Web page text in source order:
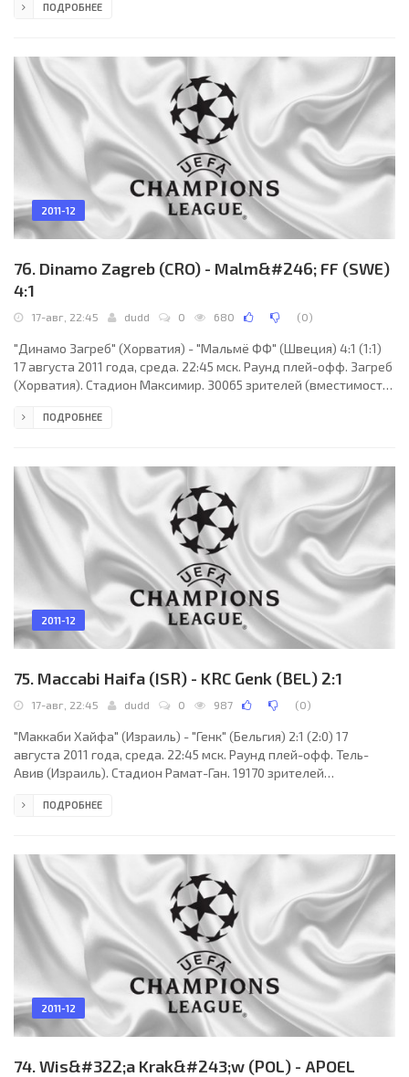
Словения). "Оденсе": Штефан Весселс, Эспен Рууд, Андерс
Джемба-Джемба, Башким Кадри, Рюрик Гисласон (Расмус
Фальк, 81). Главный тренер - Хенрик Клаусен.
ПОДРОБНЕЕ
2011-12
76. Dinamo Zagreb (CRO) - Malm&#246; FF (SWE)
4:1
17-авг, 22:45 dudd 0 680 (0)
"Динамо Загреб" (Хорватия) - "Мальмё ФФ" (Швеция) 4:1 (1:1)
17 августа 2011 года, среда. 22:45 мск. Раунд плей-офф. Загреб
(Хорватия). Стадион Максимир. 30065 зрителей (вместимость
Португалия). "Динамо Загреб": Иван Келава, Луис Ибаньес,
Бадель, Анте Рукавина, Иван Крстанович (Фатош Бечирай, 62).
Главный тренер - Крунослав Юрчич.
ПОДРОБНЕЕ
2011-12
75. Maccabi Haifa (ISR) - KRC Genk (BEL) 2:1
17-авг, 22:45 dudd 0 987 (0)
"Маккаби Хайфа" (Израиль) - "Генк" (Бельгия) 2:1 (2:0) 17
августа 2011 года, среда. 22:45 мск. Раунд плей-офф. Тель-
Авив (Израиль). Стадион Рамат-Ган. 19170 зрителей
(Эрголдинг, Германия). "Маккаби Хайфа": Нир Давидович, Сари
Тавата, Эйял Голаса (Тамир Коэн, 82), Владимир Двалишвили,
Веам Амаша (Хен Азриэль, 73). Главный тренер - Элиша
ПОДРОБНЕЕ
2011-12
74. Wis&#322;a Krak&#243;w (POL) - APOEL